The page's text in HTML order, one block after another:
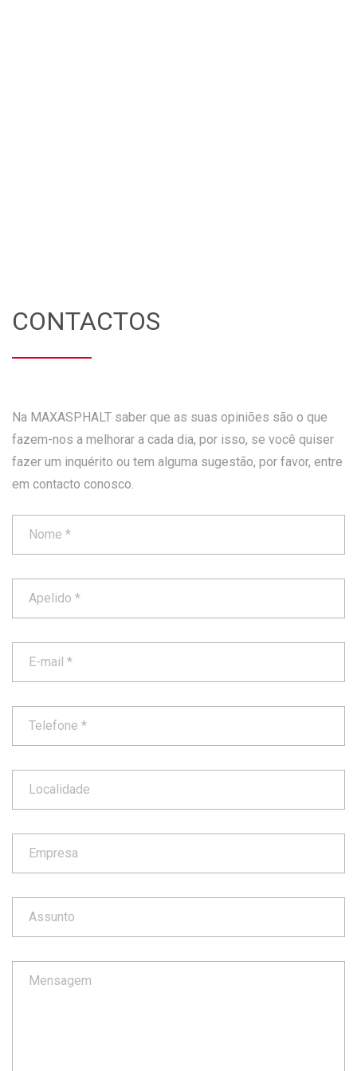
CONTACTOS
Na MAXASPHALT saber que as suas opiniões são o que
fazem-nos a melhorar a cada dia, por isso, se você quiser
fazer um inquérito ou tem alguma sugestão, por favor, entre
em contacto conosco.